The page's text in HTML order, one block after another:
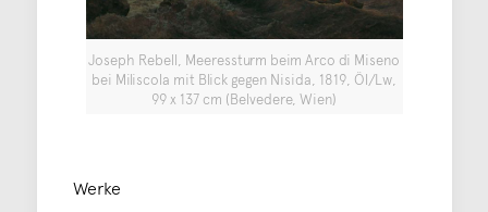
Joseph Rebell, Meeressturm beim Arco di Miseno
bei Miliscola mit Blick gegen Nisida, 1819, Öl/Lw,
99 x 137 cm (Belvedere, Wien)
Werke